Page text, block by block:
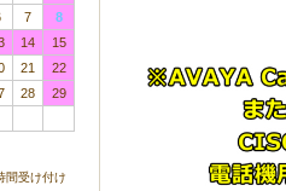
7
8
14
15
21
22
28
29
間受け付け